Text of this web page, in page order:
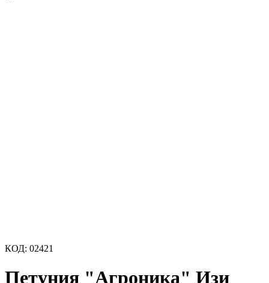
КОД: 02421
Петуния "Агроника" Изи